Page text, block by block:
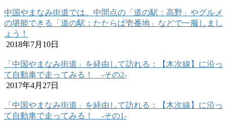
中国やまなみ街道では、中間点の「道の駅：高野」やグルメ
の堪能できる「道の駅：たたらば壱番地」などで一服しまし
ょう！
2018年7月10日
「中国やまなみ街道」を経由して訪れる：【木次線】に沿っ
て自動車で走ってみる！ -その2-
2017年4月27日
「中国やまなみ街道」を経由して訪れる：【木次線】に沿っ
て自動車で走ってみる！ -その1-